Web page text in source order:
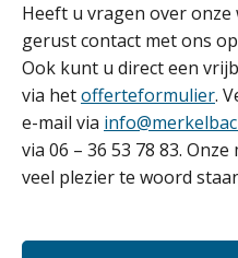
Heeft u vragen over onze
gerust contact met ons
Ook kunt u direct een
via hetofferteformulier.
e-mail via
via 06 – 36 53 78 83.
veel plezier te woord